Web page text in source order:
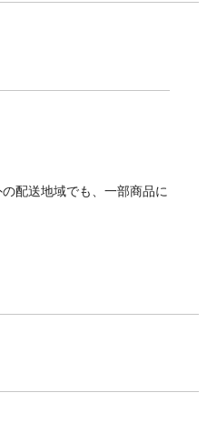
配送地域でも、一部商品に